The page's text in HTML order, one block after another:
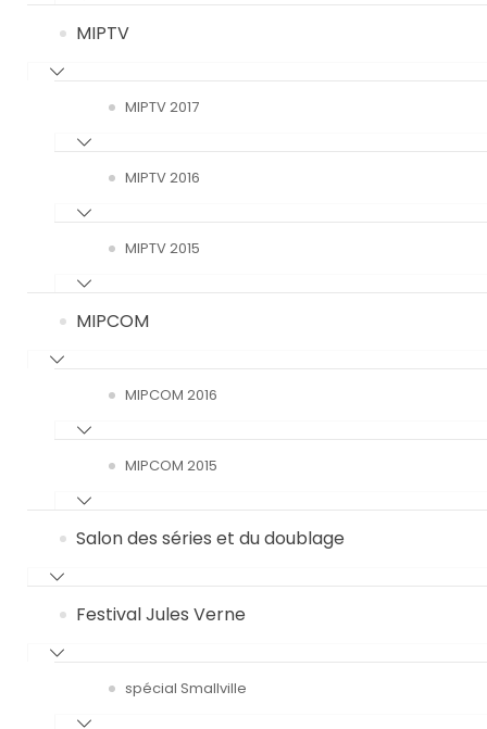
MIPTV
MIPTV 2017
MIPTV 2016
MIPTV 2015
MIPCOM
MIPCOM 2016
MIPCOM 2015
Salon des séries et du doublage
Festival Jules Verne
spécial Smallville